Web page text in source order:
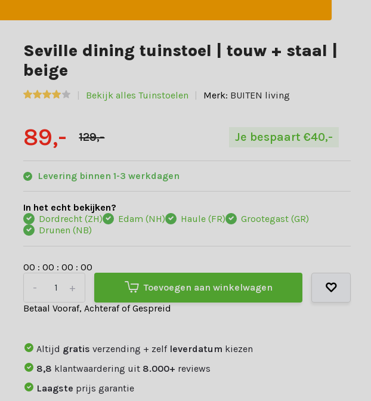
Seville dining tuinstoel | touw + staal |
beige
Bekijk alles Tuinstoelen Merk: BUITEN living
89,- 129,- Je bespaart €40,-
Levering binnen 1-3 werkdagen
In het echt bekijken?
Dordrecht (ZH)
Edam (NH) Haule (FR)
Grootegast (GR)
Drunen (NB)
00 :00 :00 :00
+
-
Toevoegen aan winkelwagen
Betaal Vooraf, Achteraf of Gespreid
Altijd gratisverzending + zelf leverdatum kiezen
8,8 klantwaardering uit 8.000+ reviews
Laagste prijs garantie